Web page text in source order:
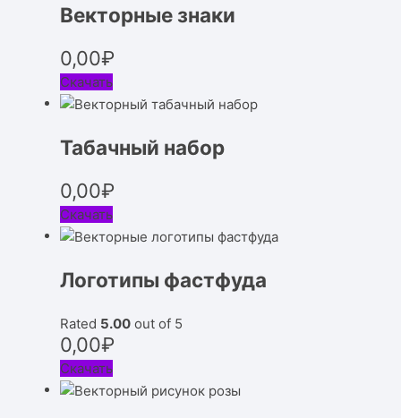
Векторные знаки
0,00₽
Скачать
Табачный набор
0,00₽
Скачать
Логотипы фастфуда
Rated 5.00 out of 5
0,00₽
Скачать